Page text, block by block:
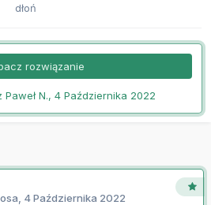
dłoń
rozwiązanie
N., 4 Października 2022
4 Października 2022